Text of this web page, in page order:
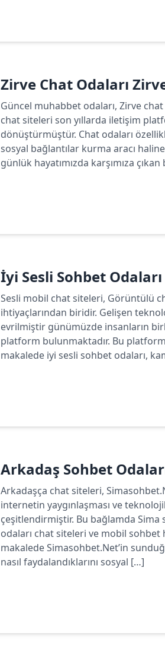
Zirve Chat Odaları
Güncel muhabbet odaları, Zirve
chat siteleri son yıllarda iletişim
dönüştürmüştür. Chat odaları
sosyal bağlantılar kurma aracı
günlük hayatımızda karşımıza
İyi Sesli Sohbet
Sesli mobil chat siteleri, Görüntülü
ihtiyaçlarından biridir. Gelişen
evrilmiştir günümüzde insanların
platform bulunmaktadır. Bu
makalede iyi sesli sohbet odaları,
Arkadaş Sohbet
Arkadaşça chat siteleri,
internetin yaygınlaşması ve
çeşitlendirmiştir. Bu bağlamda Sima
odaları chat siteleri ve mobil
makalede Simasohbet.Net’in
nasıl faydalandıklarını sosyal […]